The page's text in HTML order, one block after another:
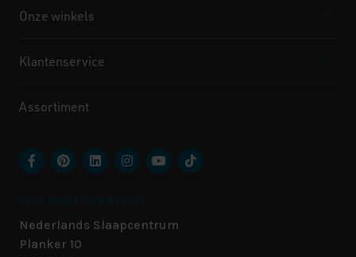
Onze winkels
Klantenservice
Assortiment
Nederlands Slaapcentrum
Planker 10